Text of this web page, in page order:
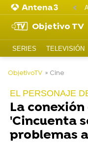
Objetivo TV
SERIES TELEVISIÓN
ObjetivoTV » Cine
EL PERSONAJE
La
'Cincuenta
problemas